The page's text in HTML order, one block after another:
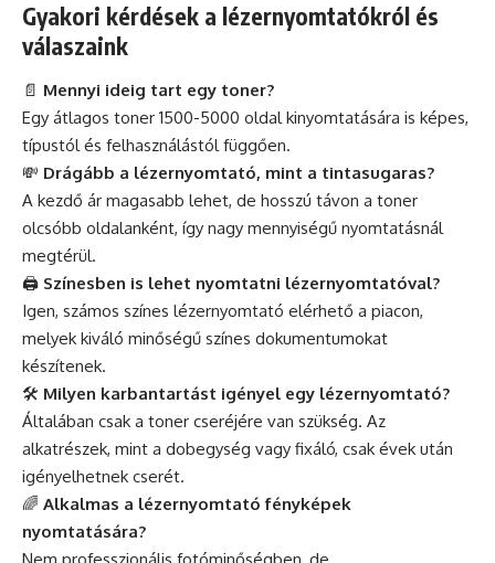
Gyakori kérdések a lézernyomtatókról és
válaszaink
📄 Mennyi ideig tart egy toner?
Egy átlagos toner 1500-5000 oldal kinyomtatására is képes,
típustól és felhasználástól függően.
💸 Drágább a lézernyomtató, mint a tintasugaras?
A kezdő ár magasabb lehet, de hosszú távon a toner
olcsóbb oldalanként, így nagy mennyiségű nyomtatásnál
megtérül.
🖨️ Színesben is lehet nyomtatni lézernyomtatóval?
Igen, számos színes lézernyomtató elérhető a piacon,
melyek kiváló minőségű színes dokumentumokat
készítenek.
🛠️ Milyen karbantartást igényel egy lézernyomtató?
Általában csak a toner cseréjére van szükség. Az
alkatrészek, mint a dobegység vagy fixáló, csak évek után
igényelhetnek cserét.
🌈 Alkalmas a lézernyomtató fényképek
nyomtatására?
Nem professzionális fotóminőségben, de